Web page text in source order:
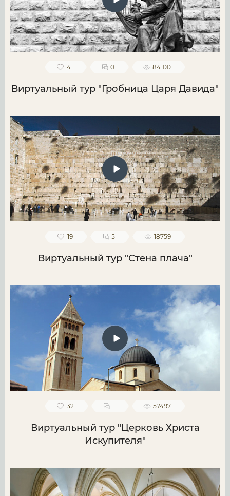
41 0 84100
Виртуальный тур "Гробница Царя Давида"
19 5 18759
Виртуальный тур "Стена плача"
32 1 57497
Виртуальный тур "Церковь Христа
Искупителя"